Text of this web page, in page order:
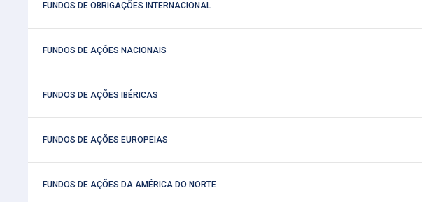
FUNDOS DE OBRIGAÇÕES INTERNACIONAL
FUNDOS DE AÇÕES NACIONAIS
FUNDOS DE AÇÕES IBÉRICAS
FUNDOS DE AÇÕES EUROPEIAS
FUNDOS DE AÇÕES DA AMÉRICA DO NORTE